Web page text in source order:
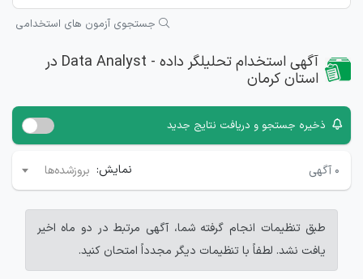
جستجوی آزمون های استخدامی
آگهی استخدام تحلیلگر داده - Data Analyst در
استان کرمان
ذخیره جستجو و دریافت نتایج جدید
۰ آگهی نمایش: بروزشده‌ها
طبق تنظیمات انجام گرفته شما، آگهی مرتبط در دو ماه اخیر
یافت نشد. لطفاً با تنظیمات دیگر مجدداً امتحان کنید.